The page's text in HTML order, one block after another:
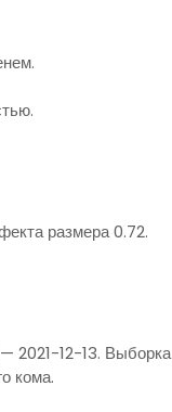
размера 0.72.
2021-12-13. Выборка
кома.